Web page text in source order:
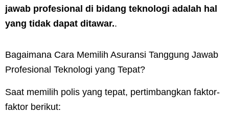
jawab profesional di bidang teknologi adalah hal
yang tidak dapat ditawar..
Bagaimana Cara Memilih Asuransi Tanggung Jawab
Profesional Teknologi yang Tepat?
Saat memilih polis yang tepat, pertimbangkan faktor-
faktor berikut: